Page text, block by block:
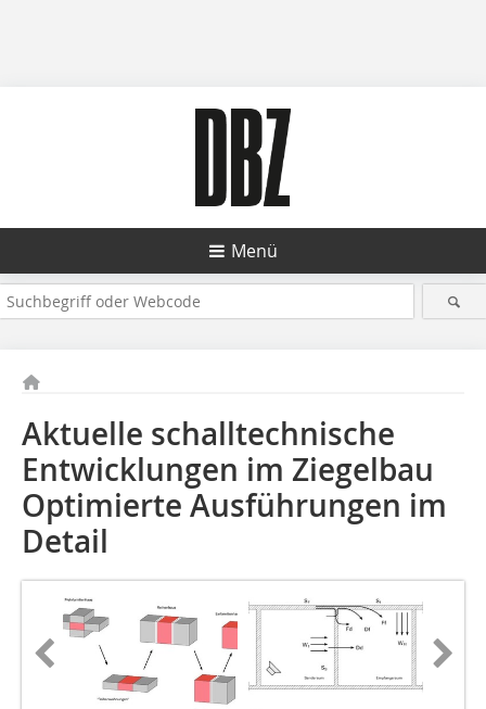
Menü
Aktuelle schalltechnische
Entwicklungen im Ziegelbau
Optimierte Ausführungen im
Detail